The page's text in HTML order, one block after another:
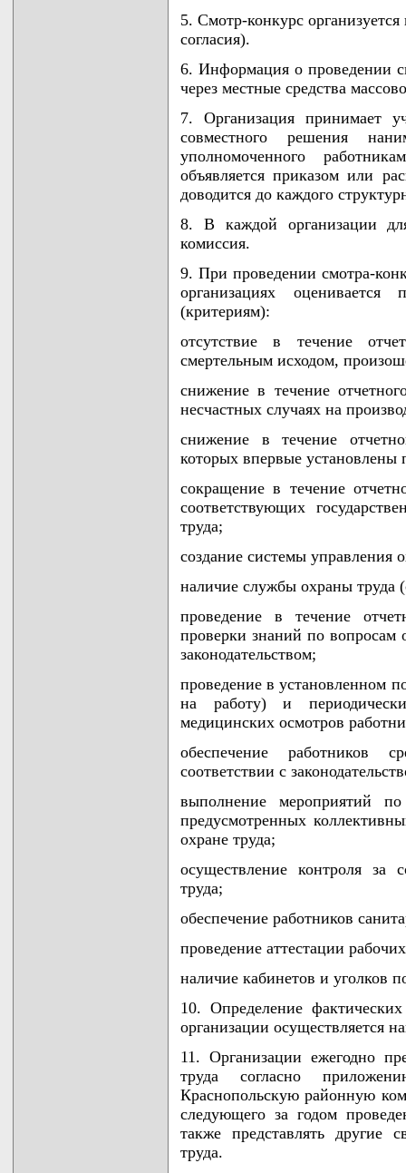
5. Смотр-конкурс
согласия).
6. Информация о проведении
через местные средства
7. Организация принимает
совместного решения
уполномоченного
объявляется приказом или
доводится до каждого
8. В каждой организации для
комиссия.
9. При проведении смотра-
организациях
(критериям):
отсутствие в течение
смертельным исходом,
снижение в течение
несчастных случаях на
снижение в течение
которых впервые установлены
сокращение в течение
соответствующих
труда;
создание системы управления
наличие службы охраны труда
проведение в течение
проверки знаний по вопросам
законодательством;
проведение в установленном
на работу) и
медицинских осмотров
обеспечение работников
соответствии с
выполнение мероприятий
предусмотренных
охране труда;
осуществление контроля за
труда;
обеспечение работников
проведение аттестации
наличие кабинетов и уголков
10. Определение
организации осуществляется
11. Организации ежегодно
труда согласно
Краснопольскую районную
следующего за годом
также представлять другие
труда.